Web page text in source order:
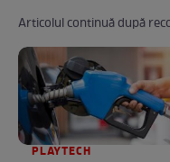
Articolul continuă după
PLAYTECH